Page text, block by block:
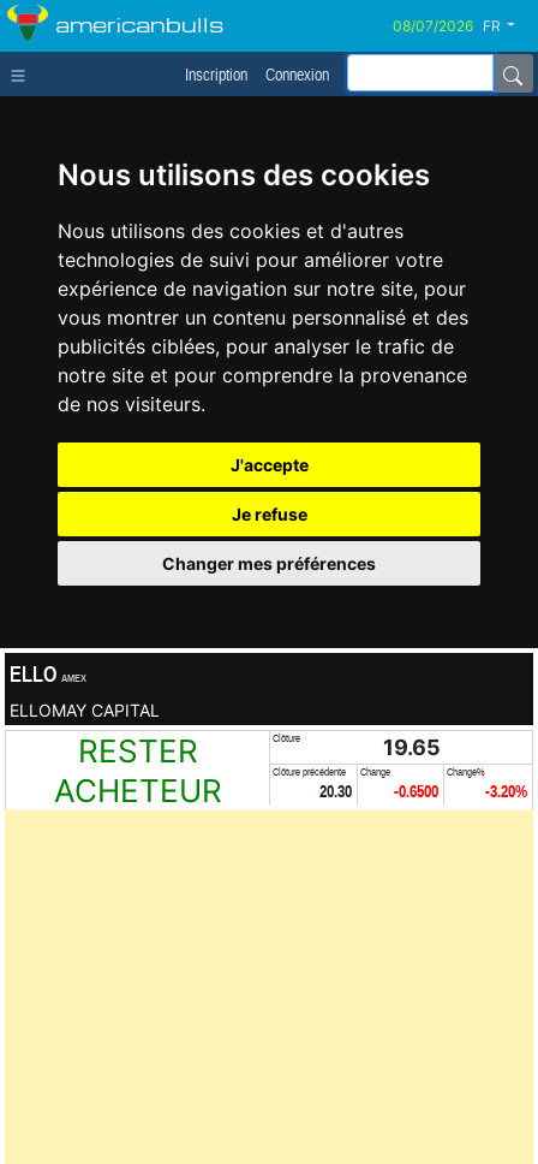
Nous utilisons des cookies
Nous utilisons des cookies et d'autres
technologies de suivi pour améliorer votre
expérience de navigation sur notre site, pour
vous montrer un contenu personnalisé et des
publicités ciblées, pour analyser le trafic de
notre site et pour comprendre la provenance
de nos visiteurs.
J'accepte
Je refuse
Changer mes préférences
americanbulls FR
Inscription Connexion
ELLO AMEX
ELLOMAY CAPITAL
RESTER
ACHETEUR
Clôture 19.65
Clôture précédente
20.30
Change
-0.6500
Change%
-3.20%